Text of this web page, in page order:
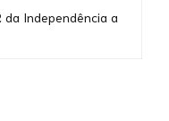
da Independência a